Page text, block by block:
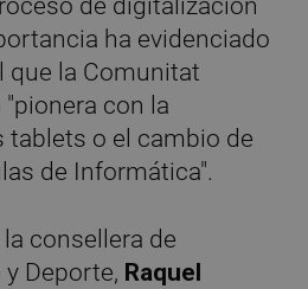
ha evidenciado
que la Comunitat
con la
o el cambio de
de Informática".
consellera de
Deporte, Raquel